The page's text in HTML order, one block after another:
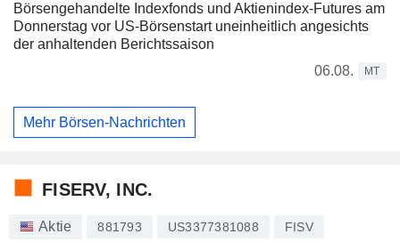
Börsengehandelte Indexfonds und Aktienindex-Futures am
Donnerstag vor US-Börsenstart uneinheitlich angesichts
der anhaltenden Berichtssaison
06.08.
MT
Mehr Börsen-Nachrichten
FISERV, INC.
Aktie 881793 US3377381088 FISV